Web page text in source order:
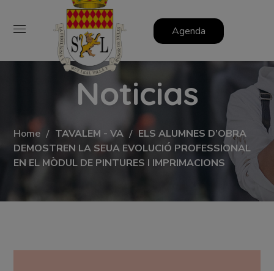
Agenda
Noticias
Home TAVALEM - VA
ELS ALUMNES D’OBRA
DEMOSTREN LA SEUA EVOLUCIÓ PROFESSIONAL
EN EL MÒDUL DE PINTURES I IMPRIMACIONS